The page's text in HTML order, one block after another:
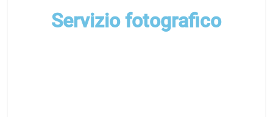
Servizio fotografico